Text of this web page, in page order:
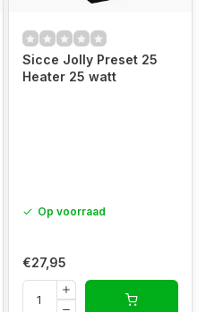
Sicce Jolly Preset 25
Heater 25 watt
Op voorraad
€27,95